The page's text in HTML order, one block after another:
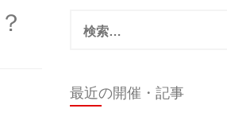
索:
最近の開催・記事